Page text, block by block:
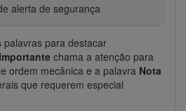
alerta de segurança
palavras para destacar
Importante chama a atenção para
ordem mecânica e a palavra Nota
que requerem especial